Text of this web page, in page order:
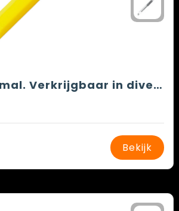
Breekmes smal. Verkrijgbaar in diverse kleuren.
Bekijk